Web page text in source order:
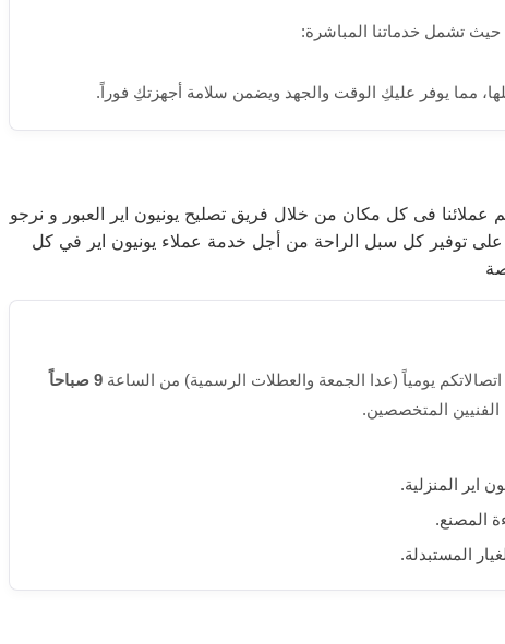
حيث تشمل خدماتنا المباشرة:
مما يوفر عليكِ الوقت والجهد ويضمن سلامة أجهزتكِ فوراً.
عملائنا فى كل مكان من خلال فريق تصليح يونيون اير العبور و نرجو
على توفير كل سبل الراحة من أجل خدمة عملاء يونيون اير في كل
يومياً (عدا الجمعة والعطلات الرسمية) من الساعة
9 صباحاً
المتخصصين.
اير المنزلية.
المصنع.
المستبدلة.